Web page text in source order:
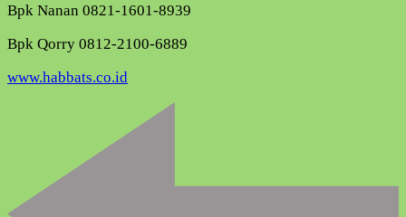
Bpk Nanan 0821-1601-8939
Bpk Qorry 0812-2100-6889
www.habbats.co.id